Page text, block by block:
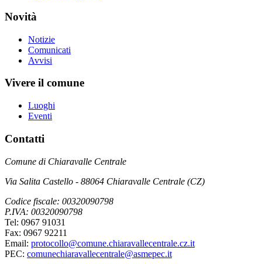
Novità
Notizie
Comunicati
Avvisi
Vivere il comune
Luoghi
Eventi
Contatti
Comune di Chiaravalle Centrale
Via Salita Castello - 88064 Chiaravalle Centrale (CZ)
Codice fiscale: 00320090798
P.IVA: 00320090798
Tel: 0967 91031
Fax: 0967 92211
Email: protocollo@comune.chiaravallecentrale.cz.it
PEC: comunechiaravallecentrale@asmepec.it